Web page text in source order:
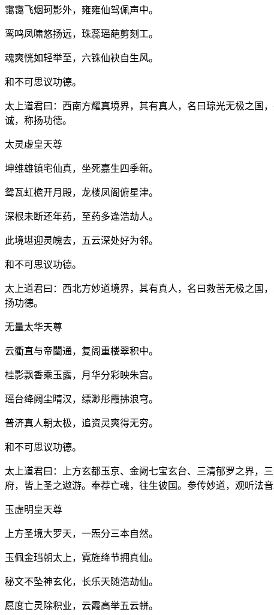
霭霭飞烟珂影外，雍雍仙驾佩声中。
鸾鸣凤啸悠扬远，珠蕊瑶葩剪刻工。
魂爽恍如轻举至，六铢仙袂自生风。
和不可思议功德。
太上道君曰：西南方耀真境界，其有真人，名曰琼光无极之国
诚，称扬功德。
太灵虚皇天尊
坤维雄镇宅仙真，坐死嘉生四季新。
鸳瓦虹檐开月殿，龙楼凤阁俯星津。
深根未断还年药，至药多逢浩劫人。
此境堪迎灵魄去，五云深处好为邻。
和不可思议功德。
太上道君曰：西北方妙道境界，其有真人，名曰救苦无极之国
扬功德。
无量太华天尊
云衢直与帝闉通，复阁重楼翠积中。
桂影飘香乘玉露，月华分彩映朱宫。
瑶台绛阙尘晴汉，缥渺彤霞拂浪穹。
普济真人朝太极，追资灵爽得无穷。
和不可思议功德。
太上道君曰：上方玄都玉京、金阙七宝玄台、三清郁罗之界，
府，皆上圣之遨游。奉荐亡魂，往生彼国。参传妙道，观听法音
玉虚明皇天尊
上方圣境大罗天，一炁分三本自然。
玉佩金珰朝太上，霓旌绛节拥真仙。
秘文不坠神玄化，长乐天随浩劫仙。
愿度亡灵除积业，云霞高举五云軿。